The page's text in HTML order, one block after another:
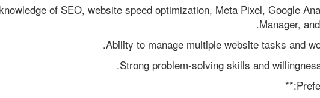
knowledge of SEO, website speed optimization, Meta Pixel, Google
Manager,